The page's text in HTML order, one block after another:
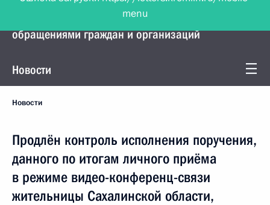
Управление Президента по работе с
обращениями граждан и организаций
Новости
Новости
Продлён контроль исполнения поручения,
данного по итогам личного приёма
в режиме видео-конференц-связи
жительницы Сахалинской области,
menu